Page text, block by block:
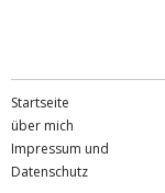
Startseite
über mich
Impressum und
Datenschutz